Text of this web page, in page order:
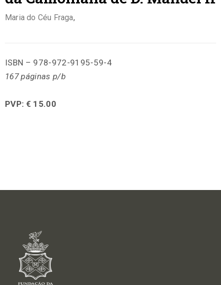
Maria do Céu Fraga,
ISBN – 978-972-9195-59-4
167 páginas p/b
PVP: € 15.00